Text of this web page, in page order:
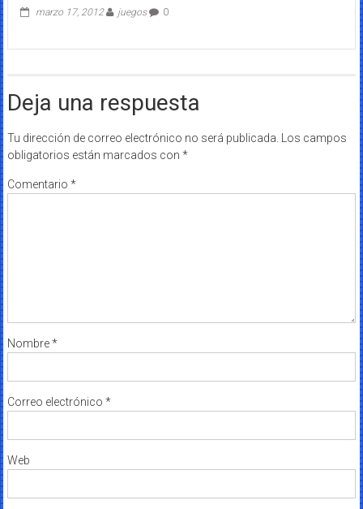
marzo 17, 2012 juegos 0
Deja una respuesta
Tu dirección de correo electrónico no será publicada. Los campos
obligatorios están marcados con *
Comentario *
Nombre*
Correo electrónico *
Web